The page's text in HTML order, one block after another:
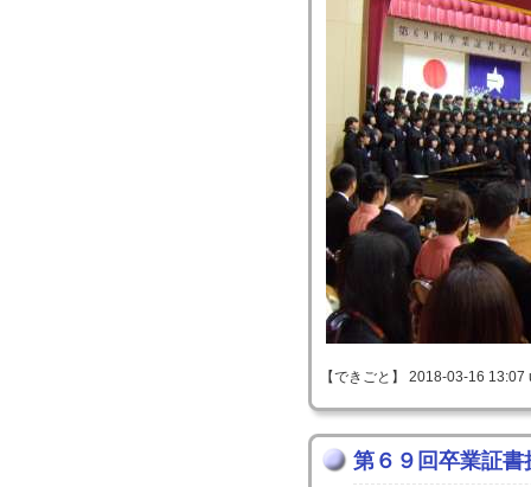
【できごと】 2018-03-16
第６９回卒業証書